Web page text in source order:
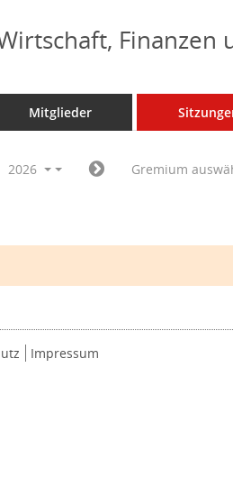
Finanzen
Mitglieder
2026 Gremium
Impressum